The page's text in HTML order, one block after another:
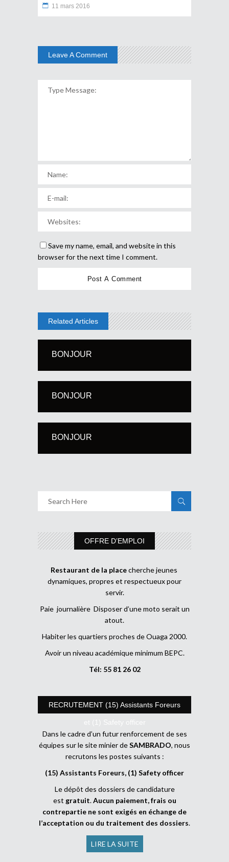
11 mars 2016
Leave A Comment
Save my name, email, and website in this
browser for the next time I comment.
Related Articles
BONJOUR
BONJOUR
BONJOUR
OFFRE D’EMPLOI
Restaurant de la placecherche jeunes
dynamiques, propres et respectueux pour
servir.
Paie journalière Disposer d’une moto serait un
atout.
Habiter les quartiers proches de Ouaga 2000.
Avoir un niveau académique minimum BEPC.
Tél: 55 81 26 02
RECRUTEMENT (15) Assistants Foreurs
et (1) Safety officer
Dans le cadre d’un futur renforcement de ses
équipes sur le site minier deSAMBRADO, nous
recrutons les postes suivants :
(15) Assistants Foreurs, (1) Safety officer
Le dépôt des dossiers de candidature
est gratuit.Aucun paiement, frais ou
contrepartie ne sont exigés en échange de
l’acceptation ou du traitement des dossiers.
LIRE LA SUITE